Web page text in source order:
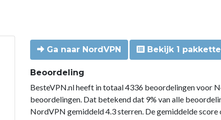
Ga naar NordVPN Bekijk 1
Beoordeling
BesteVPN.nl heeft in totaal 4336 beoordelingen voor
beoordelingen. Dat betekend dat 9% van alle
NordVPN gemiddeld 4.3 sterren. De gemiddelde score